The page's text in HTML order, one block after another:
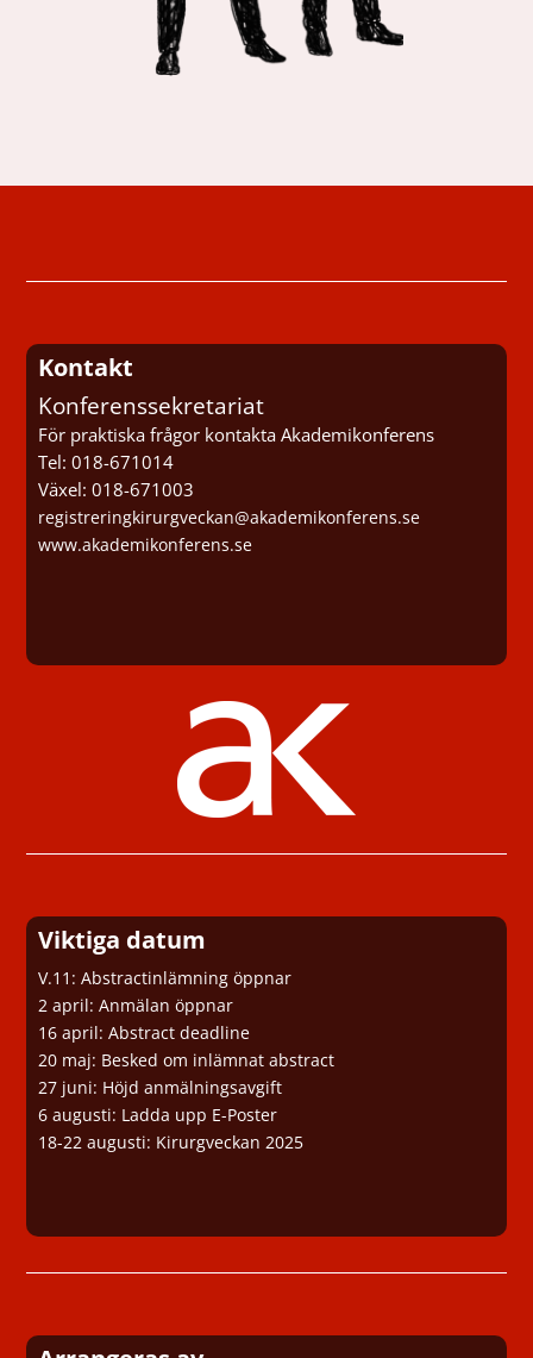
Kontakt
Konferenssekretariat
För praktiska frågor kontakta Akademikonferens
Tel: 018-671014
Växel: 018-671003
registreringkirurgveckan@akademikonferens.se
www.akademikonferens.se
Viktiga datum
V.11: Abstractinlämning öppnar
2 april: Anmälan öppnar
16 april: Abstract deadline
20 maj: Besked om inlämnat abstract
27 juni: Höjd anmälningsavgift
6 augusti: Ladda upp E-Poster
18-22 augusti: Kirurgveckan 2025